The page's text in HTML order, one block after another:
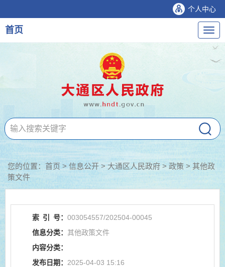
个人中心
导
航
首页
您的位置： 首页>信息公开> 大通区人民政府> 政策 > 其他政
策文件
索 引 号： 003054557/202504-00045
信息分类： 其他政策文件
内容分类：
发布日期： 2025-04-03 15:16